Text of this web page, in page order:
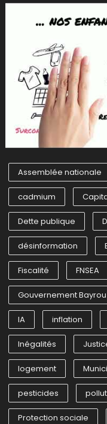
Assemblée nationale
cadmium
Dette publique
désinformation
Fiscalité FNSEA
Gouvernement Bayrou
IA inflation
Inégalités
logement
pesticides
Protection sociale